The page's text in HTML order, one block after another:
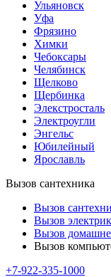
Ульяновск
Уфа
Фрязино
Химки
Чебоксары
Челябинск
Щелково
Щербинка
Элекстросталь
Электроугли
Энгельс
Юбилейный
Ярославль
Вызов сантехника
Вызов
Вызов
Вызов
Вызов
+7-922-335-1000